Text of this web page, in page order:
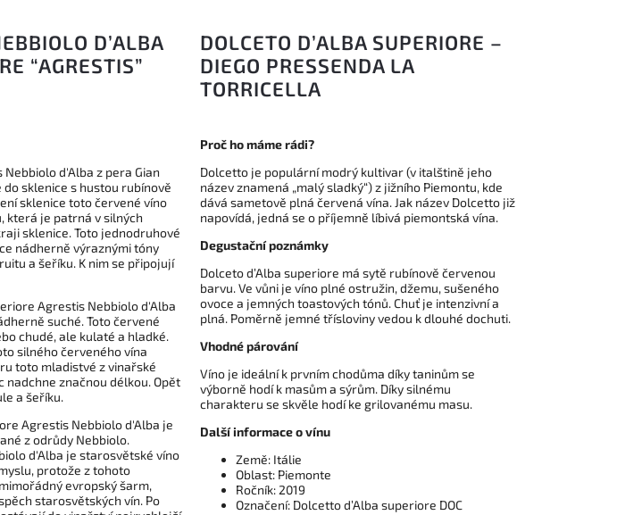
D’ALBA
“AGRESTIS”
d'Alba z pera Gian
sklenice s hustou rubínově
sklenice toto červené víno
která je patrná v silných
sklenice. Toto jednodruhové
nádherně výraznými tóny
a šeříku. K nim se připojují
Agrestis Nebbiolo d'Alba
suché. Toto červené
chudé, ale kulaté a hladké.
silného červeného vína
toto mladistvé z vinařské
nadchne značnou délkou. Opět
a šeříku.
Agrestis Nebbiolo d'Alba je
z odrůdy Nebbiolo.
d'Alba je starosvětské víno
protože z tohoto
evropský šarm,
starosvětských vín. Po
DOLCETO D’ALBA SUPERIORE –
DIEGO PRESSENDA LA
TORRICELLA
Proč ho máme rádi?
Dolcetto je populární modrý kultivar (v italštině jeho
název znamená „malý sladký“) z jižního Piemontu, kde
dává sametově plná červená vína. Jak název Dolcetto již
napovídá, jedná se o příjemně líbivá piemontská vína.
Degustační poznámky
Dolceto d’Alba superiore má sytě rubínově červenou
barvu. Ve vůni je víno plné ostružin, džemu, sušeného
ovoce a jemných toastových tónů. Chuť je intenzivní a
plná. Poměrně jemné třísloviny vedou k dlouhé dochuti.
Vhodné párování
Víno je ideální k prvním chodůma díky taninům se
výborně hodí k masům a sýrům. Díky silnému
charakteru se skvěle hodí ke grilovanému masu.
Další informace o vínu
Země: Itálie
Oblast: Piemonte
Ročník: 2019
Označení: Dolcetto d’Alba superiore DOC